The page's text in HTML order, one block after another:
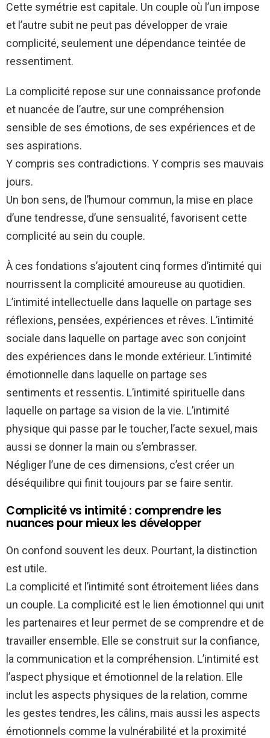
Cette symétrie est capitale. Un couple où l’un impose
et l’autre subit ne peut pas développer de vraie
complicité, seulement une dépendance teintée de
ressentiment.
La complicité repose sur une connaissance profonde
et nuancée de l’autre, sur une compréhension
sensible de ses émotions, de ses expériences et de
ses aspirations.
Y compris ses contradictions. Y compris ses mauvais
jours.
Un bon sens, de l’humour commun, la mise en place
d’une tendresse, d’une sensualité, favorisent cette
complicité au sein du couple.
À ces fondations s’ajoutent cinq formes d’intimité qui
nourrissent la complicité amoureuse au quotidien.
L’intimité intellectuelle dans laquelle on partage ses
réflexions, pensées, expériences et rêves. L’intimité
sociale dans laquelle on partage avec son conjoint
des expériences dans le monde extérieur. L’intimité
émotionnelle dans laquelle on partage ses
sentiments et ressentis. L’intimité spirituelle dans
laquelle on partage sa vision de la vie. L’intimité
physique qui passe par le toucher, l’acte sexuel, mais
aussi se donner la main ou s’embrasser.
Négliger l’une de ces dimensions, c’est créer un
déséquilibre qui finit toujours par se faire sentir.
Complicité vs intimité : comprendre les
nuances pour mieux les développer
On confond souvent les deux. Pourtant, la distinction
est utile.
La complicité et l’intimité sont étroitement liées dans
un couple. La complicité est le lien émotionnel qui unit
les partenaires et leur permet de se comprendre et de
travailler ensemble. Elle se construit sur la confiance,
la communication et la compréhension. L’intimité est
l’aspect physique et émotionnel de la relation. Elle
inclut les aspects physiques de la relation, comme
les gestes tendres, les câlins, mais aussi les aspects
émotionnels comme la vulnérabilité et la proximité